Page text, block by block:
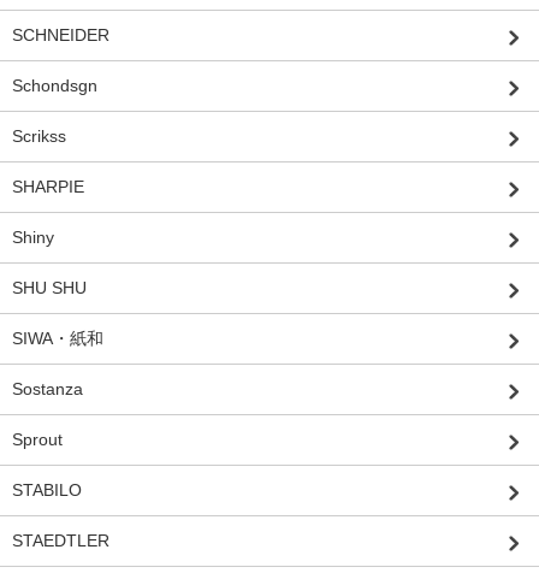
SCHNEIDER
Schondsgn
Scrikss
SHARPIE
Shiny
SHU SHU
SIWA・紙和
Sostanza
Sprout
STABILO
STAEDTLER